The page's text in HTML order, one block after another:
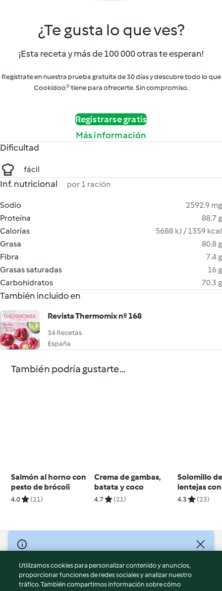
¿Te gusta lo que ves?
¡Esta receta y más de 100 000 otras te esperan!
Regístrate en nuestra prueba gratuita de 30 días y descubre todo lo que
Cookidoo® tiene para ofrecerte. Sin compromiso.
Registrarse gratis
Más información
Dificultad
fácil
Inf. nutricional por 1 ración
Sodio
2592.9 mg
Proteína
88.7 g
Calorías
5688 kJ / 1359 kcal
Grasa
80.8 g
Fibra
7.4 g
Grasas saturadas
16 g
Carbohidratos
70.3 g
También incluido en
Revista Thermomix nº 168
34 Recetas
España
También podría gustarte...
Salmón al horno con
pesto de brócoli
4.0 (21)
Crema de gambas,
batata y coco
4.7 (21)
Solomillo
lentejas con
espinacas
4.3 (23)
© Copyright 2026
Términos de uso
Política de privacidad
Utilizamos cookies para personalizar contenido y anuncios,
proporcionar funciones de redes sociales y analizar nuestro
tráfico. También compartimos información sobre cómo